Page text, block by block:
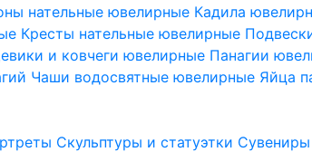
нательные ювелирные Кадила
Кресты нательные ювелирные
и ковчеги ювелирные Панагии
Чаши водосвятные ювелирные Яйца
Скульптуры и статуэтки Сувениры